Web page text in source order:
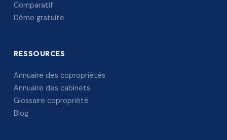
Comparatif
Démo gratuite
RESSOURCES
Annuaire des copropriétés
Annuaire des cabinets
Glossaire copropriété
Blog